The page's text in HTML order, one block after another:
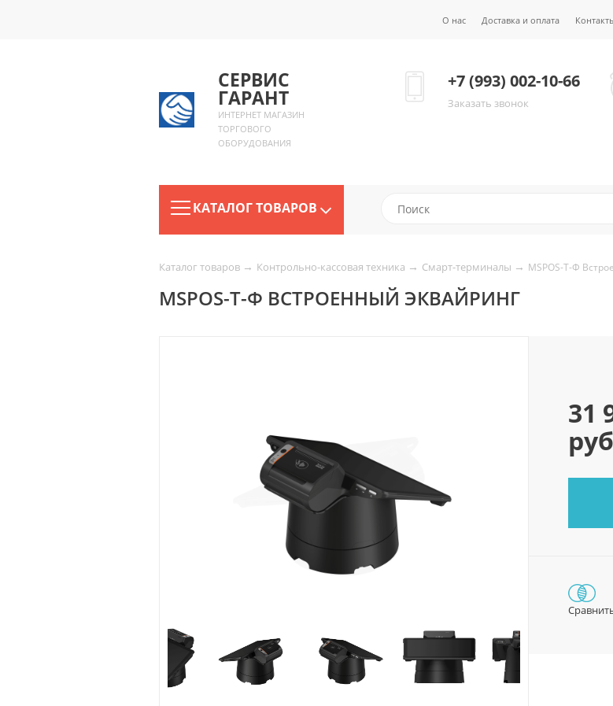
О нас Доставка и оплата
СЕРВИС
ГАРАНТ
ИНТЕРНЕТ МАГАЗИН
ТОРГОВОГО
ОБОРУДОВАНИЯ
+7 (993) 002-10-66
Заказать звонок
КАТАЛОГ ТОВАРОВ
Каталог товаров → Контрольно-кассовая техника → Смарт-терминалы → MSPOS-T-Ф
MSPOS-T-Ф ВСТРОЕННЫЙ ЭКВАЙРИНГ
31
руб